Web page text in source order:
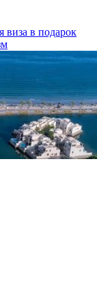
виза в подарок